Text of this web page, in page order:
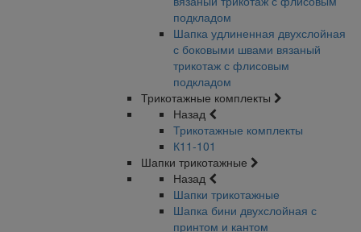
подкладом
Шапка удлиненная двухслойная
с боковыми швами вязаный
трикотаж с флисовым
подкладом
Трикотажные комплекты
Назад
Трикотажные комплекты
К11-101
Шапки трикотажные
Назад
Шапки трикотажные
Шапка бини двухслойная с
принтом и кантом